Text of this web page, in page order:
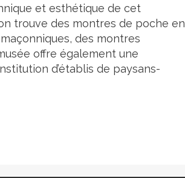
et esthétique de cet
trouve des montres de poche en
des montres
offre également une
d’établis de paysans-